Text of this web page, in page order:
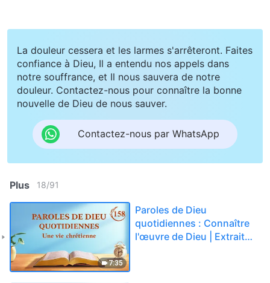
La douleur cessera et les larmes s'arrêteront. Faites
confiance à Dieu, Il a entendu nos appels dans
notre souffrance, et Il nous sauvera de notre
douleur. Contactez-nous pour connaître la bonne
nouvelle de Dieu de nous sauver.
Contactez-nous par WhatsApp
Plus 18/91
7:35
Paroles de Dieu
quotidiennes : Connaître
l'œuvre de Dieu | Extrait